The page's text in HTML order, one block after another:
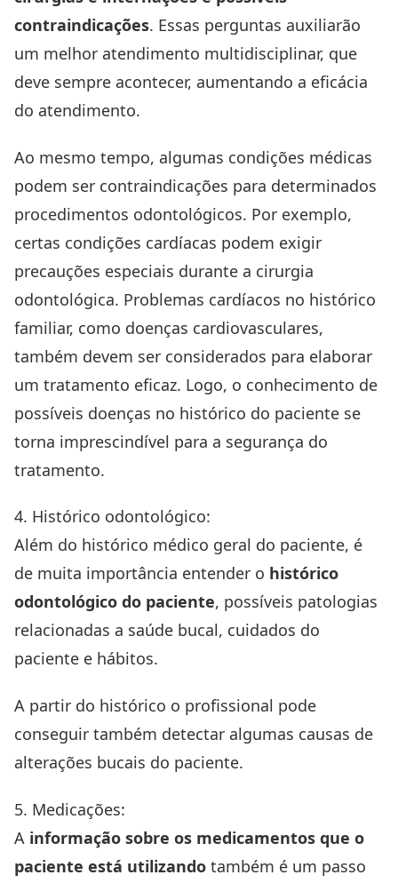
contraindicações. Essas perguntas auxiliarão
um melhor atendimento multidisciplinar, que
deve sempre acontecer, aumentando a eficácia
do atendimento.
Ao mesmo tempo, algumas condições médicas
podem ser contraindicações para determinados
procedimentos odontológicos. Por exemplo,
certas condições cardíacas podem exigir
precauções especiais durante a cirurgia
odontológica. Problemas cardíacos no histórico
familiar, como doenças cardiovasculares,
também devem ser considerados para elaborar
um tratamento eficaz. Logo, o conhecimento de
possíveis doenças no histórico do paciente se
torna imprescindível para a segurança do
tratamento.
4. Histórico odontológico:
Além do histórico médico geral do paciente, é
de muita importância entender o histórico
odontológico do paciente, possíveis patologias
relacionadas a saúde bucal, cuidados do
paciente e hábitos.
A partir do histórico o profissional pode
conseguir também detectar algumas causas de
alterações bucais do paciente.
5. Medicações:
A informação sobre os medicamentos que o
paciente está utilizando também é um passo